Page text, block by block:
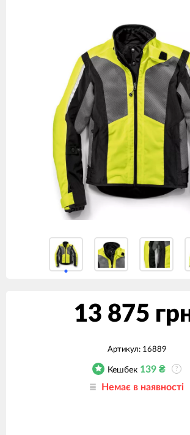
13 875
Артикул: 16889
Кешбек 139 ₴ ?
Немає в наявності